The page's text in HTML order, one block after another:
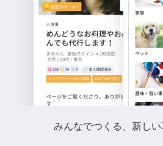
みんなでつくる、新しい